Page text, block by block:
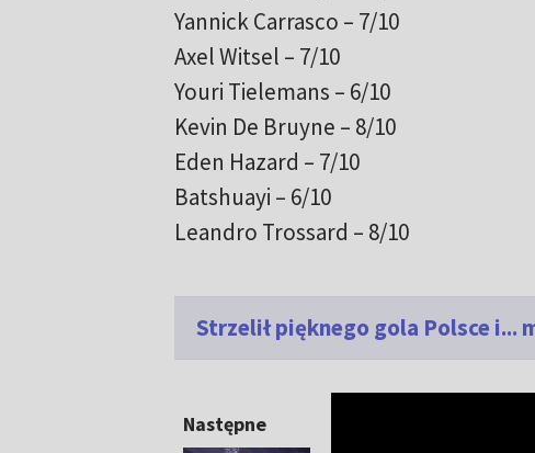
Yannick Carrasco – 7/10
Axel Witsel – 7/10
Youri Tielemans – 6/10
Kevin De Bruyne – 8/10
Eden Hazard – 7/10
Batshuayi – 6/10
Leandro Trossard – 8/10
Strzelił pięknego gola Polsce i...
Następne